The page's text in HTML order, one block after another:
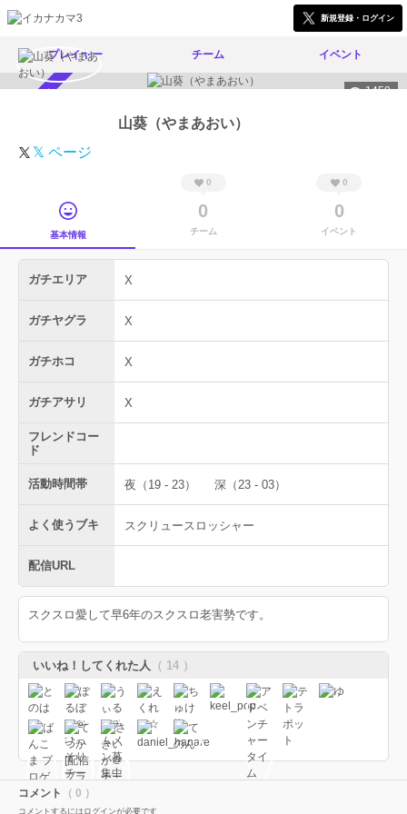
新規登録・ログイン
プレイヤー チーム イベント
1450
山葵（やまあおい）
𝕏 ページ
基本情報
0
0
チーム
0
0
イベント
ガチエリア X
ガチヤグラ X
ガチホコ X
ガチアサリ X
フレンドコー
ド
活動時間帯 夜（19 - 23） 深（23 - 03）
よく使うブキ スクリュースロッシャー
配信URL
スクスロ愛して早6年のスクスロ老害勢です。
いいね！してくれた人 （ 14 ）
コメント （ 0 ）
コメントするにはログインが必要です